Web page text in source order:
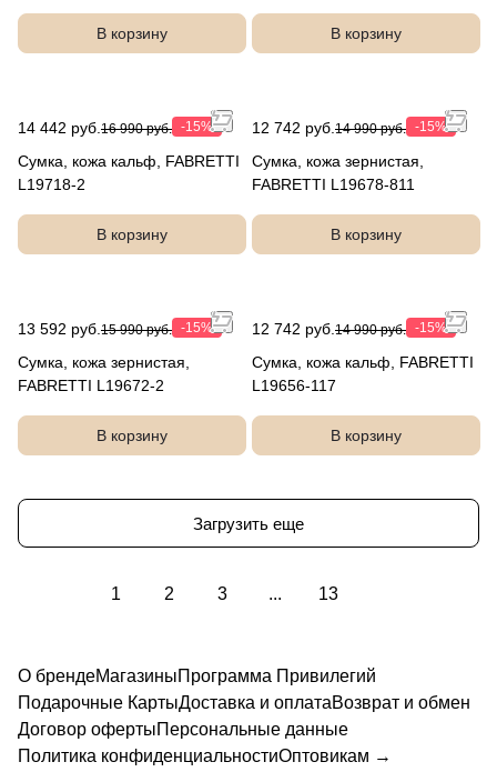
В корзину В корзину
14 442 руб. 16 990 руб. -15%
Сумка, кожа кальф, FABRETTI
L19718-2
В корзину
12 742 руб. 14 990 руб. -15%
Сумка, кожа зернистая,
FABRETTI L19678-811
В корзину
13 592 руб. 15 990 руб. -15%
Сумка, кожа зернистая,
FABRETTI L19672-2
В корзину
12 742 руб. 14 990 руб. -15%
Сумка, кожа кальф, FABRETTI
L19656-117
В корзину
Загрузить еще
1 2 3 ... 13
О брендеМагазиныПрограмма Привилегий
Подарочные КартыДоставка и оплатаВозврат и обмен
Договор офертыПерсональные данные
Политика конфиденциальностиОптовикам →